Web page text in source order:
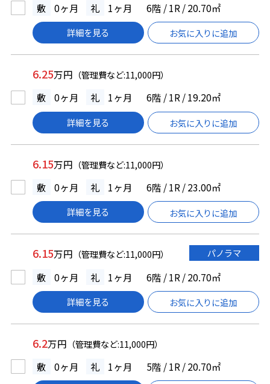
敷 0ヶ月 礼 1ヶ月 6階 / 1R / 20.70㎡
詳細を見る お気に入りに追加
6.25万円 （管理費など:11,000円）
敷 0ヶ月 礼 1ヶ月 6階 / 1R / 19.20㎡
詳細を見る お気に入りに追加
6.15万円 （管理費など:11,000円）
敷 0ヶ月 礼 1ヶ月 6階 / 1R / 23.00㎡
詳細を見る お気に入りに追加
6.15万円 （管理費など:11,000円） パノラマ
敷 0ヶ月 礼 1ヶ月 6階 / 1R / 20.70㎡
詳細を見る お気に入りに追加
6.2万円 （管理費など:11,000円）
敷 0ヶ月 礼 1ヶ月 5階 / 1R / 20.70㎡